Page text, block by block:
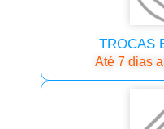
TROCAS
Até 7 dias